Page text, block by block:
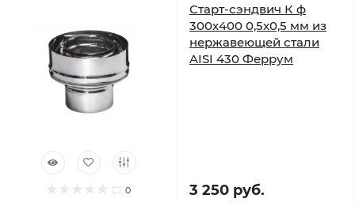
0
Старт-сэндвич К ф
300х400 0,5х0,5 мм из
нержавеющей стали
AISI 430 Феррум
3 250 руб.